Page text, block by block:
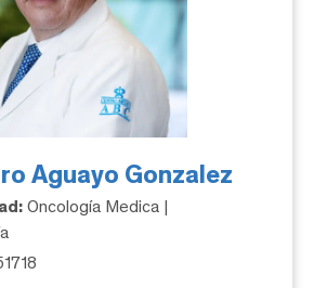
Aguayo Gonzalez
Oncología Medica |